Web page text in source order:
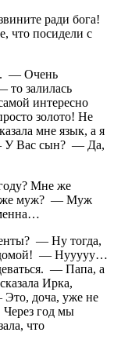
ради бога!
что посидели с
— Очень
то залилась
интересно
золото! Не
мне язык, а я
У Вас сын? — Да,
Мне же
же муж? — Муж
— Ну тогда,
домой! — Нууууу…
— Папа, а
Ирка,
доча, уже не
Через год мы
что